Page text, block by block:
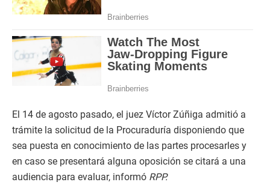
El 14 de agosto pasado, el juez Víctor Zúñiga admitió a
trámite la solicitud de la Procuraduría disponiendo que
sea puesta en conocimiento de las partes procesarles y
en caso se presentará alguna oposición se citará a una
audiencia para evaluar, informó RPP.